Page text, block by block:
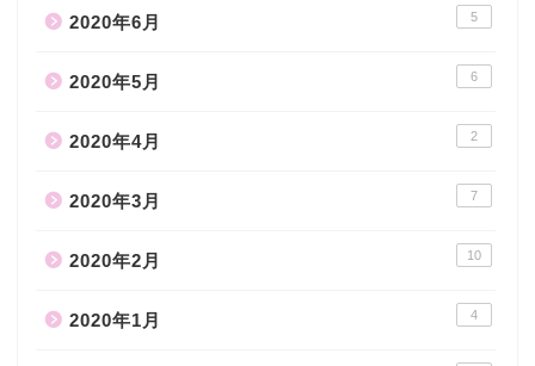
2020年6月 5
2020年5月 6
2020年4月 2
2020年3月 7
2020年2月 10
2020年1月 4